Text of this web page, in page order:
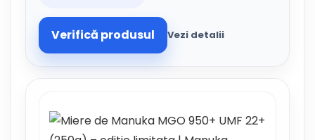
Verifică produsul Vezi detalii